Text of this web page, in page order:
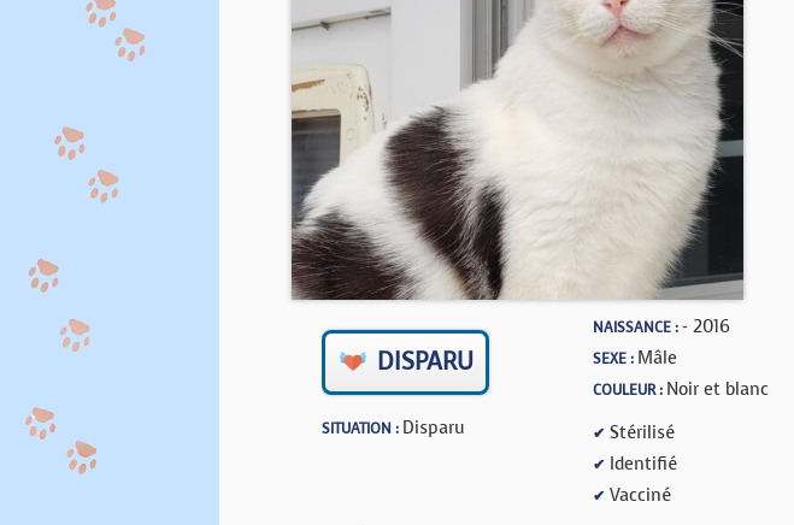
DISPARU
SITUATION : Disparu
NAISSANCE :- 2016
SEXE : Mâle
COULEUR : Noir et blanc
✔ Stérilisé
✔ Identifié
✔ Vacciné